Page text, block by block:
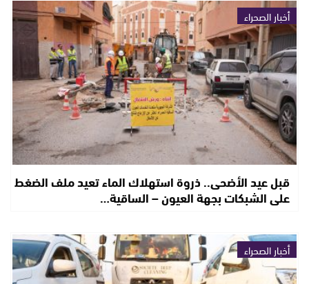
أخبار الصحراء
قبل عيد الأضحى.. ذروة استهلاك الماء تعيد ملف الضغط
على الشبكات بجهة العيون – الساقية…
أخبار الصحراء